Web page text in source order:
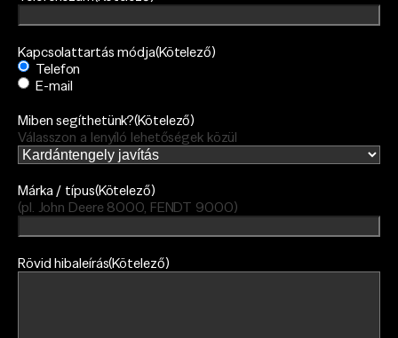
Kapcsolattartás módja(Kötelező)
Telefon
E-mail
Miben segíthetünk?(Kötelező)
Válasszon a lenyíló lehetőségek közül
Márka / típus(Kötelező)
(pl. John Deere 8000, FENDT 9000)
Rövid hibaleírás(Kötelező)